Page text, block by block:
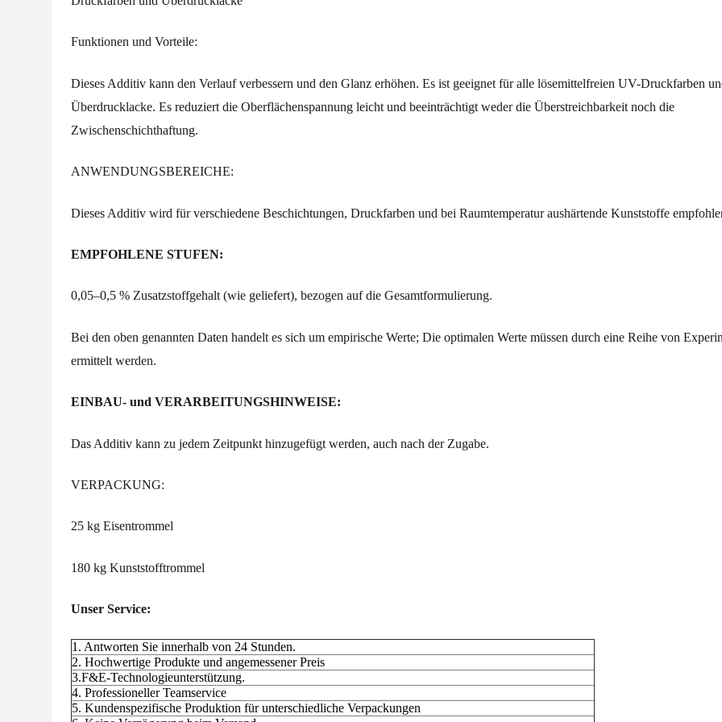
Funktionen und Vorteile:
Dieses Additiv kann den Verlauf verbessern und den Glanz erhöhen. Es ist geeignet für alle lösemittelfreien UV-Druckfarben
Überdrucklacke. Es reduziert die Oberflächenspannung leicht und beeinträchtigt weder die Überstreichbarkeit noch die
Zwischenschichthaftung.
ANWENDUNGSBEREICHE:
Dieses Additiv wird für verschiedene Beschichtungen, Druckfarben und bei Raumtemperatur aushärtende Kunststoffe
EMPFOHLENE STUFEN:
0,05–0,5 % Zusatzstoffgehalt (wie geliefert), bezogen auf die Gesamtformulierung.
Bei den oben genannten Daten handelt es sich um empirische Werte; Die optimalen Werte müssen durch eine Reihe von
ermittelt werden.
EINBAU- und VERARBEITUNGSHINWEISE:
Das Additiv kann zu jedem Zeitpunkt hinzugefügt werden, auch nach der Zugabe.
VERPACKUNG:
25 kg Eisentrommel
180 kg Kunststofftrommel
Unser Service:
1. Antworten Sie innerhalb von 24 Stunden.
2. Hochwertige Produkte und angemessener Preis
3.F&E-Technologieunterstützung.
4. Professioneller Teamservice
5. Kundenspezifische Produktion für unterschiedliche Verpackungen